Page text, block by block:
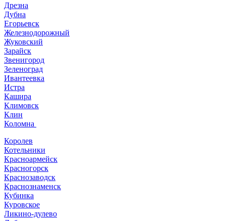
Дрезна
Дубна
Егорьевск
Железнодорожный
Жуковский
Зарайск
Звенигород
Зеленоград
Ивантеевка
Истра
Кашира
Климовск
Клин
Коломна
Королев
Котельники
Красноармейск
Красногорск
Краснозаводск
Краснознаменск
Кубинка
Куровское
Ликино-дулево